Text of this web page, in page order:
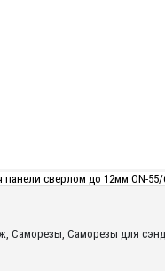
сверлом до 12мм ON-55/
Саморезы Саморезы для